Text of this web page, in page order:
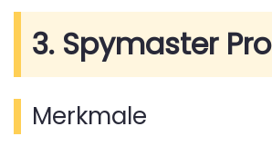
3. Spymaster Pro
Merkmale